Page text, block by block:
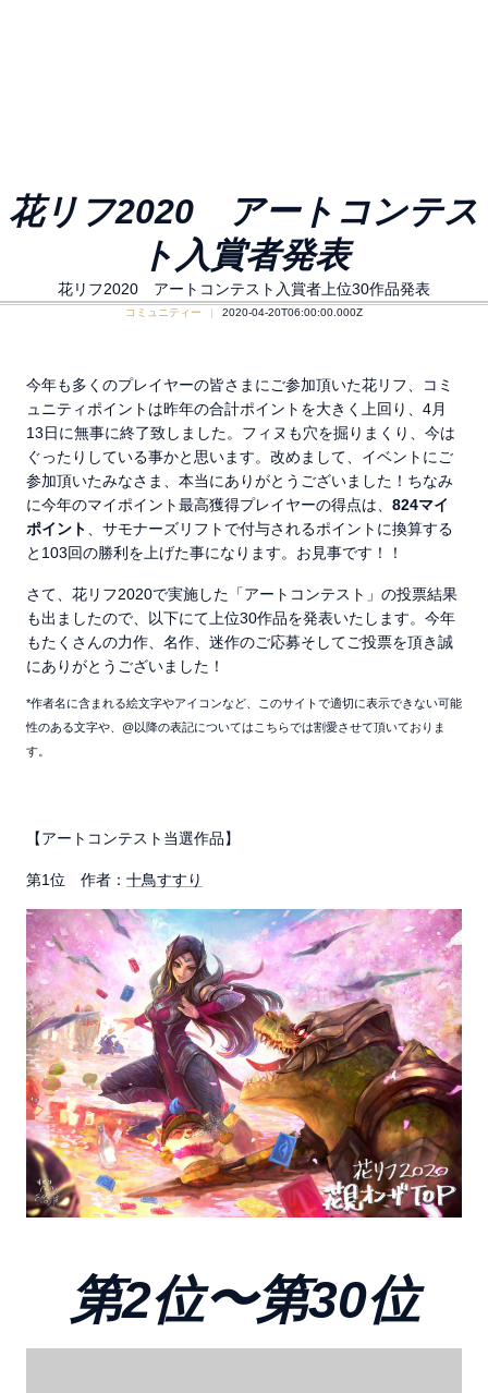
花リフ2020 アートコンテス
ト入賞者発表
花リフ2020 アートコンテスト入賞者上位30作品発表
コミュニティー 2020-04-20T06:00:00.000Z
今年も多くのプレイヤーの皆さまにご参加頂いた花リフ、コミ
ュニティポイントは昨年の合計ポイントを大きく上回り、4月
13日に無事に終了致しました。フィヌも穴を掘りまくり、今は
ぐったりしている事かと思います。改めまして、イベントにご
参加頂いたみなさま、本当にありがとうございました！ちなみ
に今年のマイポイント最高獲得プレイヤーの得点は、 824マイ
ポイント
、サモナーズリフトで付与されるポイントに換算する
と103回の勝利を上げた事になります。お見事です！！
さて、花リフ2020で実施した「アートコンテスト」の投票結果
も出ましたので、以下にて上位30作品を発表いたします。今年
もたくさんの力作、名作、迷作のご応募そしてご投票を頂き誠
にありがとうございました！
*作者名に含まれる絵文字やアイコンなど、このサイトで適切に表示できない可能
性のある文字や、@以降の表記についてはこちらでは割愛させて頂いておりま
す。
【アートコンテスト当選作品】
第1位 作者： 十鳥すすり
第2位〜第30位